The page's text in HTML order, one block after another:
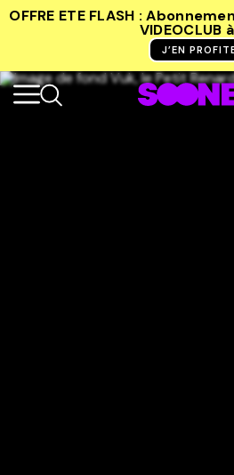
OFFRE ETE FLASH :
VIDEOCLUB
J’EN